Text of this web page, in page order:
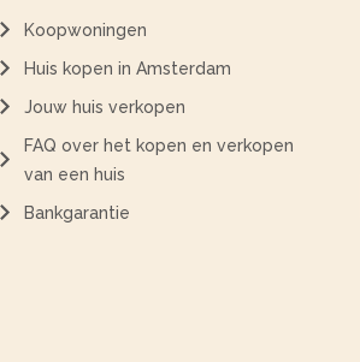
Koopwoningen
Huis kopen in Amsterdam
Jouw huis verkopen
FAQ over het kopen en verkopen
van een huis
Bankgarantie